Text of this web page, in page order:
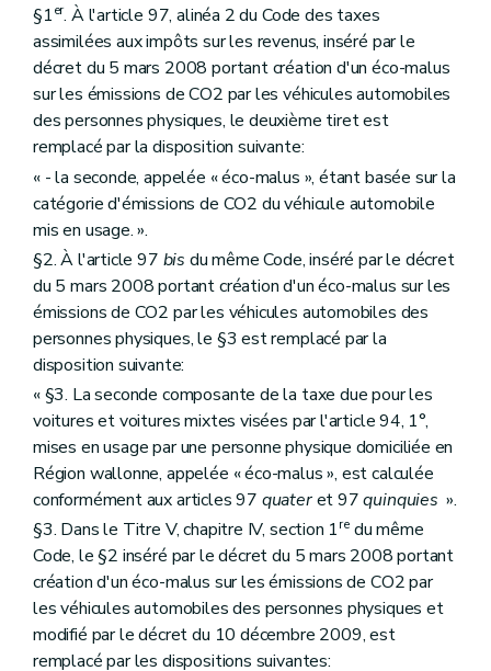
§1er. À l'article 97, alinéa 2 du Code des taxes
assimilées aux impôts sur les revenus, inséré par le
décret du 5 mars 2008 portant création d'un éco-malus
sur les émissions de CO2 par les véhicules automobiles
des personnes physiques, le deuxième tiret est
remplacé par la disposition suivante:
« - la seconde, appelée « éco-malus », étant basée sur la
catégorie d'émissions de CO2 du véhicule automobile
mis en usage. ».
§2. À l'article 97 bis du même Code, inséré par le décret
du 5 mars 2008 portant création d'un éco-malus sur les
émissions de CO2 par les véhicules automobiles des
personnes physiques, le §3 est remplacé par la
disposition suivante:
« §3. La seconde composante de la taxe due pour les
voitures et voitures mixtes visées par l'article 94, 1°,
mises en usage par une personne physique domiciliée en
Région wallonne, appelée « éco-malus », est calculée
conformément aux articles 97 quateret 97quinquies ».
§3. Dans le Titre V, chapitre IV, section 1redu même
Code, le §2 inséré par le décret du 5 mars 2008 portant
création d'un éco-malus sur les émissions de CO2 par
les véhicules automobiles des personnes physiques et
modifié par le décret du 10 décembre 2009, est
remplacé par les dispositions suivantes: